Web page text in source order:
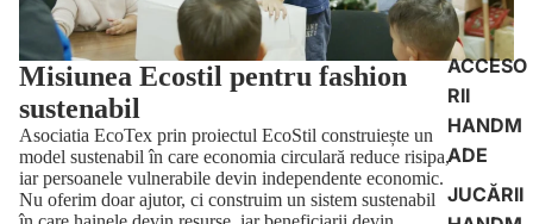
ACCESO
RII
HANDM
ADE
JUCĂRII
Misiunea Ecostil pentru fashion
sustenabil
Asociatia EcoTex prin proiectul EcoStil construiește un
model sustenabil în care economia circulară reduce risipa,
iar persoanele vulnerabile devin independente economic.
Nu oferim doar ajutor, ci construim un sistem sustenabil